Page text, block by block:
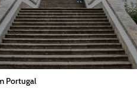
Portugal